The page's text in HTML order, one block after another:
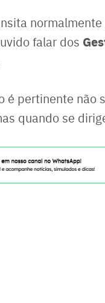
falar dos
é pertinente não
quando se